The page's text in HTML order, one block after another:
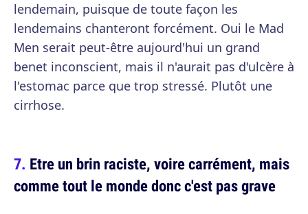
lendemain, puisque de toute façon les
lendemains chanteront forcément. Oui le Mad
Men serait peut-être aujourd'hui un grand
benet inconscient, mais il n'aurait pas d'ulcère à
l'estomac parce que trop stressé. Plutôt une
cirrhose.
Etre un brin raciste, voire carrément, mais
comme tout le monde donc c'est pas grave